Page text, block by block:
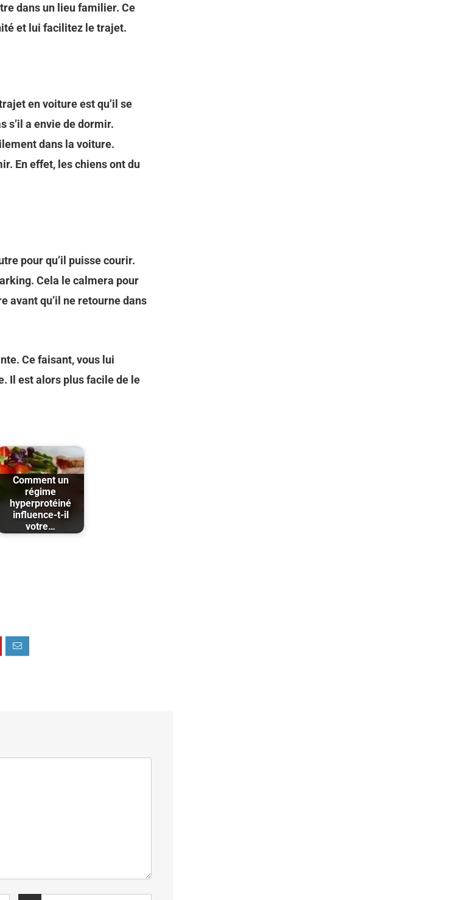
dans un lieu familier. Ce
et lui facilitez le trajet.
en voiture est qu’il se
s’il a envie de dormir.
dans la voiture.
En effet, les chiens ont du
pour qu’il puisse courir.
Cela le calmera pour
avant qu’il ne retourne dans
Ce faisant, vous lui
Il est alors plus facile de le
Comment un
régime
hyperprotéiné
influence-t-il
votre…